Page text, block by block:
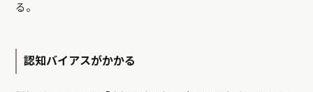
る。
認知バイアスがかかる